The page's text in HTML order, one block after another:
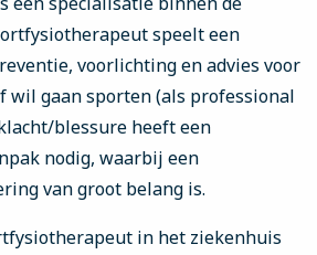
speelt een
voorlichting en advies voor
wil gaan sporten (als professional
blessure heeft een
nodig, waarbij een
van groot belang is.
in het ziekenhuis